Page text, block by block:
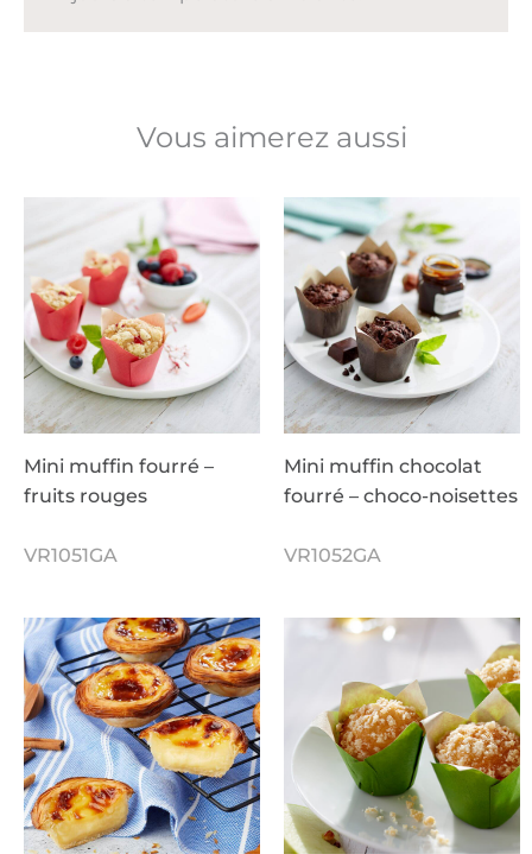
Vous aimerez aussi
Mini muffin fourré –
fruits rouges
VR1051GA
Mini muffin chocolat
fourré – choco-noisettes
VR1052GA